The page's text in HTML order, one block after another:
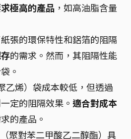
極高的產品 ，如高油脂含量
紙張的環保特性和鋁箔的阻隔
的需求。然而，其阻隔性能
。
乙烯）袋成本較低，但透過
定的阻隔效果。 適合對成本
的產品。
（聚對苯二甲酸乙二醇酯）具